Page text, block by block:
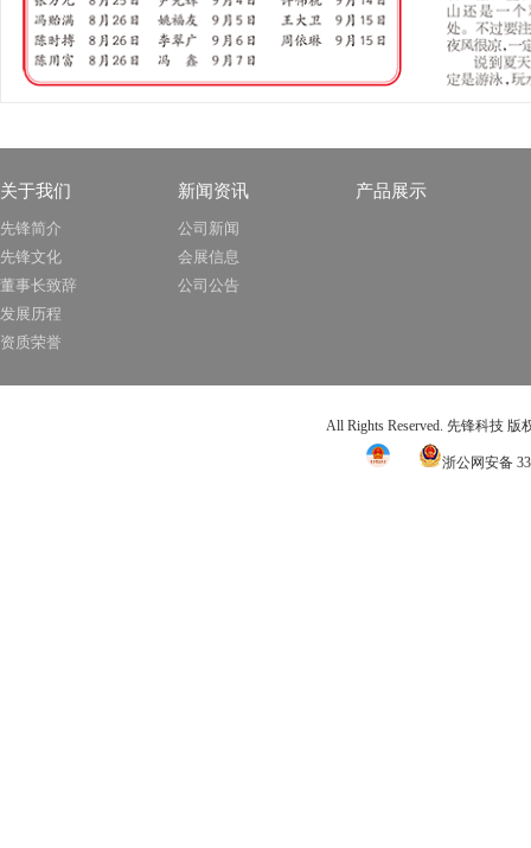
关于我们
先锋简介
先锋文化
董事长致辞
发展历程
资质荣誉
新闻资讯
公司新闻
会展信息
公司公告
产品展示
All Rights Reserved. 先锋科技 版
浙公网安备